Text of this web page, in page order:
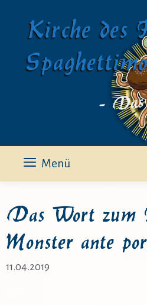
springenKirche des
-
Menü
Das Wort zum
Monster ante
11.04.2019